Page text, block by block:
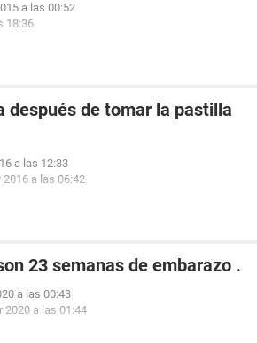
a las 00:52
18:36
después de tomar la pastilla
a las 12:33
2016 a las 06:42
23 semanas de embarazo .
a las 00:43
2020 a las 01:44